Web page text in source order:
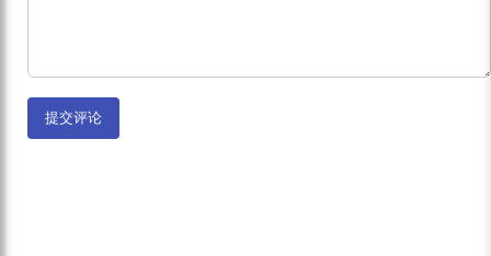
提交评论